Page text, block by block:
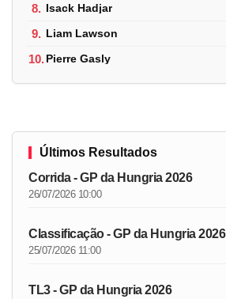
8. Isack Hadjar
9. Liam Lawson
10.Pierre Gasly
Últimos Resultados
Corrida - GP da Hungria 2026
26/07/2026 10:00
Classificação - GP da Hungria 2026
25/07/2026 11:00
TL3 - GP da Hungria 2026